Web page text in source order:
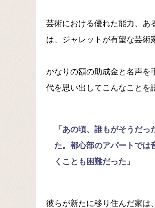
芸術における優れた能力、あ
は、ジャレットが有望な芸術
かなりの額の助成金と名声を
代を思い出してこんなことを
「あの頃、誰もがそうだ
た。都心部のアパートでは
くことも困難だった」
彼らが新たに移り住んだ家は